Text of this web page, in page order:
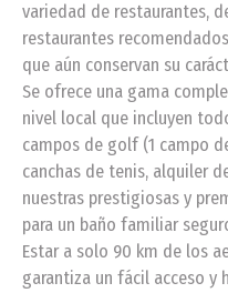
variedad de restaurantes,
restaurantes
que aún conservan su
Se ofrece una gama
nivel local que incluyen
campos de golf (1 campo
canchas de tenis, alquiler
nuestras prestigiosas y
para un baño familiar
Estar a solo 90 km de los
garantiza un fácil acceso y